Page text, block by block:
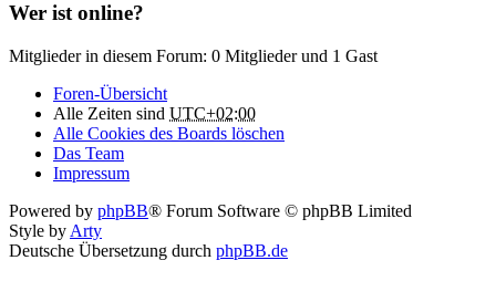
Wer ist online?
Mitglieder in diesem Forum: 0 Mitglieder und 1 Gast
Foren-Übersicht
Alle Zeiten sind UTC+02:00
Alle Cookies des Boards löschen
Das Team
Impressum
Powered by phpBB® Forum Software © phpBB Limited
Style by Arty
Deutsche Übersetzung durch phpBB.de